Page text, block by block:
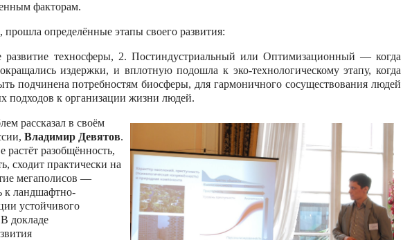
факторам.
прошла определённые этапы своего развития:
техносферы, 2. Постиндустриальный или Оптимизационный — когда
издержки, и вплотную подошла к эко-технологическому этапу, когда
подчинена потребностям биосферы, для гармоничного сосуществования людей
подходов к организации жизни людей.
рассказал в своём
Владимир Девятов.
разобщённость,
сходит практически на
мегаполисов —
к ландшафтно-
устойчивого
докладе